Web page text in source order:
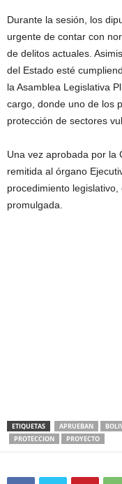
Durante la sesión, los
urgente de contar con
de delitos actuales.
del Estado esté
la Asamblea Legislativa
cargo, donde uno de los
protección de sectores
Una vez aprobada por la
remitida al órgano
procedimiento
promulgada.
ETIQUETAS APRUEBAN
PROTECCION
PROYECTO